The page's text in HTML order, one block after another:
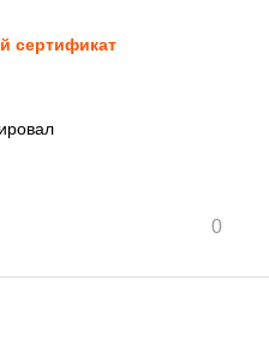
сертификат
0